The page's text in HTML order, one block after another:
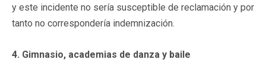
y este incidente no sería susceptible de reclamación y por
tanto no correspondería indemnización.
4. Gimnasio, academias de danza y baile